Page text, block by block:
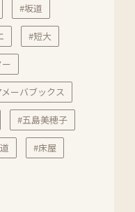
#坂道
#短大
ーバブックス
#五島美穂子
#床屋